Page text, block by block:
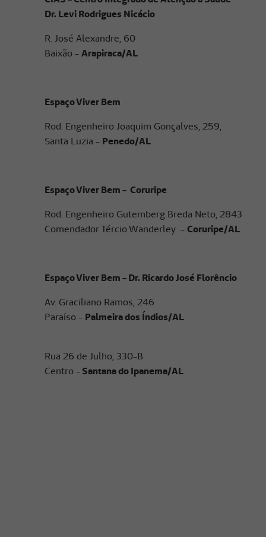
Dr. Levi Rodrigues Nicácio
R. José Alexandre, 60
Baixão -Arapiraca/AL
Espaço Viver Bem
Rod. Engenheiro Joaquim Gonçalves, 259,
Santa Luzia - Penedo/AL
Espaço Viver Bem - Coruripe
Rod. Engenheiro Gutemberg Breda Neto, 2843
Comendador Tércio Wanderley -Coruripe/AL
Espaço Viver Bem - Dr. Ricardo José Florêncio
Av. Graciliano Ramos, 246
Paraíso - Palmeira dos Índios/AL
Rua 26 de Julho, 330-B
Centro -Santana do Ipanema/AL